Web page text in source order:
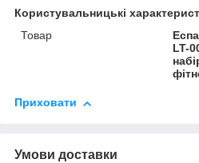
Користувальницькі
Товар
LT-
Приховати
Умови доставки